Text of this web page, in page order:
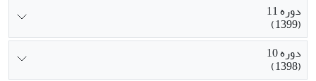
دوره 11
(1399)
دوره 10
(1398)